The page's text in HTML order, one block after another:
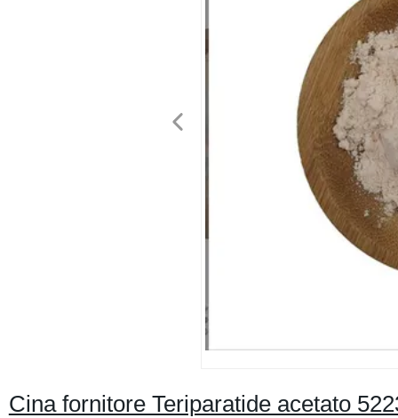
Cina fornitore Teriparatide acetato